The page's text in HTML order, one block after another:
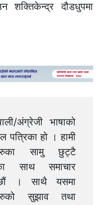
शक्तिकेन्द्र दौडधुपमा
अंग्रेजी भाषाको
पत्रिका हो । हामी
सामु छुट्टै
साथ समाचार
। साथै यसमा
सुझाव तथा